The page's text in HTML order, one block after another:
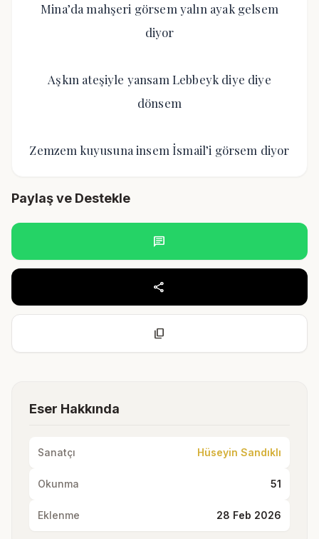
Mina’da mahşeri görsem yalın ayak gelsem
diyor
Aşkın ateşiyle yansam Lebbeyk diye diye
dönsem
Zemzem kuyusuna insem İsmail’i görsem diyor
Paylaş ve Destekle
chat
share
content_copy
Eser Hakkında
Sanatçı Hüseyin Sandıklı
Okunma 51
Eklenme 28 Feb 2026